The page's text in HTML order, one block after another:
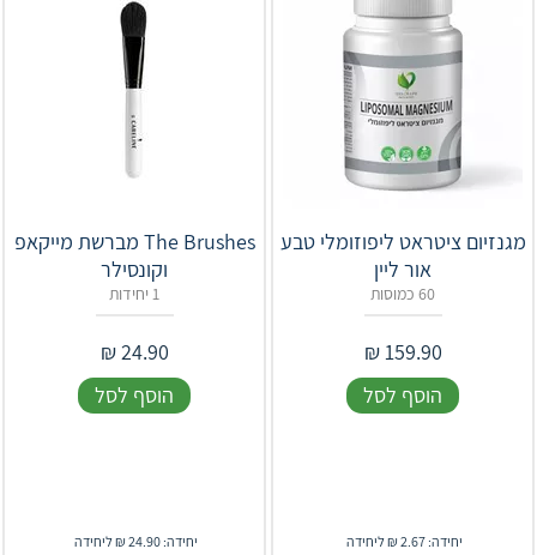
מגנזיום ציטראט ליפוזומלי טבע
אור ליין
60 כמוסות
159.90
₪
הוסף לסל
יחידה: 2.67 ₪ ליחידה
The Brushes מברשת מייקאפ
וקונסילר
1 יחידות
24.90
₪
הוסף לסל
יחידה: 24.90 ₪ ליחידה